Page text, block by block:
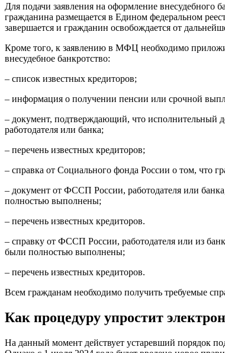
Для подачи заявления на оформление внесудебного
гражданина размещается в Едином федеральном
завершается и гражданин освобождается от
Кроме того, к заявлению в МФЦ необходимо
внесудебное банкротство:
– список известных кредиторов;
– информация о получении пенсии или срочной
– документ, подтверждающий, что исполнительный
работодателя или банка;
– перечень известных кредиторов;
– справка от Социального фонда России о том, что
– документ от ФССП России, работодателя или
полностью выполнены;
– перечень известных кредиторов.
– справку от ФССП России, работодателя или из
были полностью выполнены;
– перечень известных кредиторов.
Всем гражданам необходимо получить требуемые
Как процедуру упростит
На данный момент действует устаревший порядок